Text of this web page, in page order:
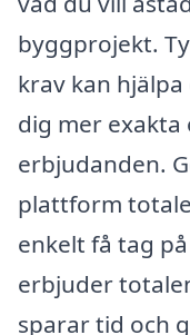
byggprojekt.
krav kan
dig mer exakta
erbjudanden.
plattform
enkelt få tag
erbjuder
sparar tid och